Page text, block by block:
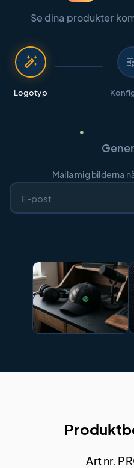
Se dina produkter
auto_fix_high
Logotyp
Maila mig bilderna
Art nr.